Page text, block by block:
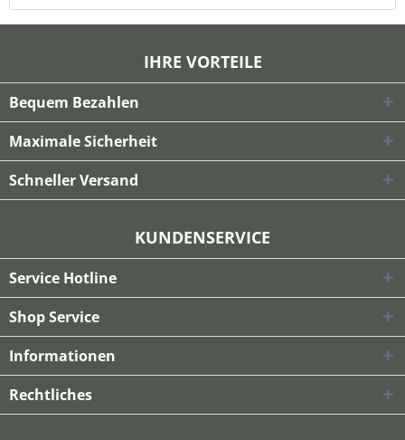
IHRE VORTEILE
Bequem Bezahlen
Maximale Sicherheit
Schneller Versand
KUNDENSERVICE
Service Hotline
Shop Service
Informationen
Rechtliches